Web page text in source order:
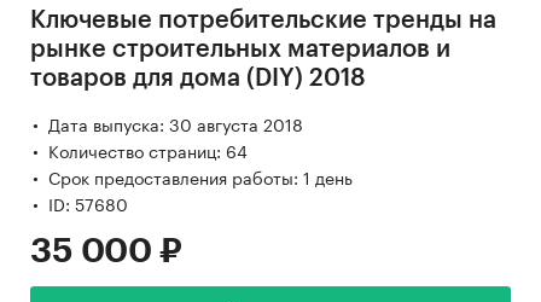
Ключевые потребительские тренды на
рынке строительных материалов и
товаров для дома (DIY) 2018
Дата выпуска: 30 августа 2018
Количество страниц: 64
Срок предоставления работы: 1 день
ID: 57680
35 000 ₽